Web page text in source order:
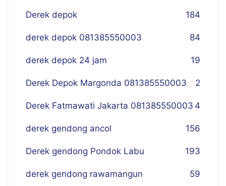
Derek depok 184
derek depok 081385550003 84
derek depok 24 jam 19
Derek Depok Margonda 081385550003 2
Derek Fatmawati Jakarta 081385550003 4
derek gendong ancol 156
Derek gendong Pondok Labu 193
derek gendong rawamangun 59